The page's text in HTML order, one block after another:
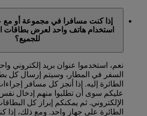
إذا كنت مسافرا في مجموعة أو مع
استخدام هاتف واحد لعرض بطاقات
للجميع؟
نعم، استخدموا عنوان بريد إلكتروني
السفر في المطار، وسيتم إرسال كل
الطائرة إليه. إذا أنجز كل مسافر
عليكم سوى أن تطلبوا منهم إدخال نفس
الإلكتروني. ثم يمكنكم إبراز كل
الطائرة على جهاز واحد. ومع ذلك، إذا